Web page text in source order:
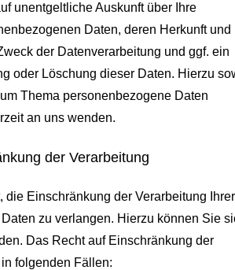
unentgeltliche Auskunft über Ihre
Daten, deren Herkunft und
der Datenverarbeitung und ggf. ein
oder Löschung dieser Daten. Hierzu
Thema personenbezogene Daten
an uns wenden.
der Verarbeitung
die Einschränkung der Verarbeitung Ihrer
zu verlangen. Hierzu können Sie
Das Recht auf Einschränkung der
folgenden Fällen: